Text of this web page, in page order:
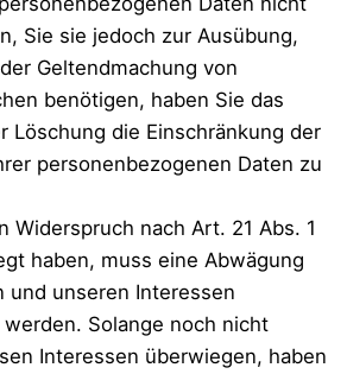
Sie sie jedoch zur Ausübung,
Geltendmachung von
benötigen, haben Sie das
Löschung die Einschränkung der
personenbezogenen Daten zu
Widerspruch nach Art. 21 Abs. 1
haben, muss eine Abwägung
und unseren Interessen
Solange noch nicht
Interessen überwiegen, haben